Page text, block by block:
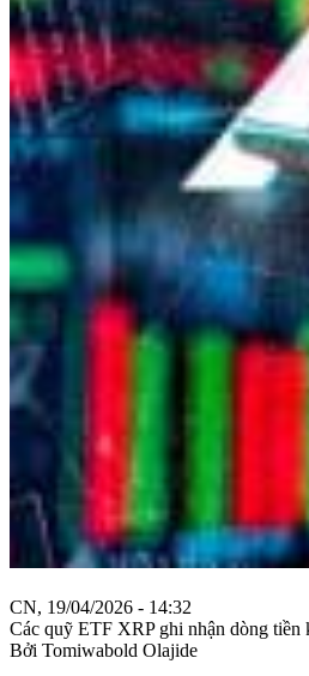
CN, 19/04/2026 - 14:32
Các quỹ ETF XRP ghi nhận dòng
Bởi Tomiwabold Olajide